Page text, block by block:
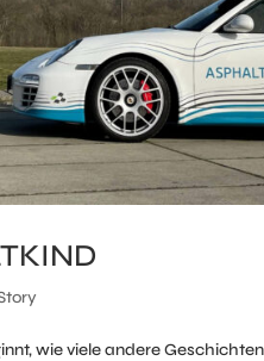
wie viele andere